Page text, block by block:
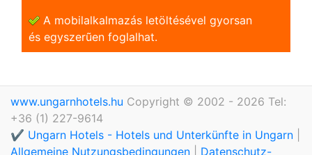
A mobilalkalmazás letöltésével gyorsan
és egyszerũen foglalhat.
www.ungarnhotels.hu Copyright © 2002 - 2026 Tel:
+36 (1) 227-9614
✔️ Ungarn Hotels - Hotels und Unterkünfte in Ungarn
Allgemeine Nutzungsbedingungen
Datenschutz-